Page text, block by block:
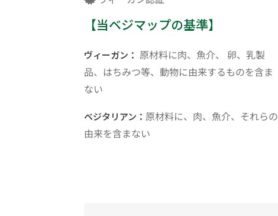
【当ベジマップの基準】
ヴィーガン： 原材料に肉、魚介、 卵、乳製
品、はちみつ等、動物に由来するものを含ま
ない
ベジタリアン： 原材料に、肉、魚介、それらの
由来を含まない